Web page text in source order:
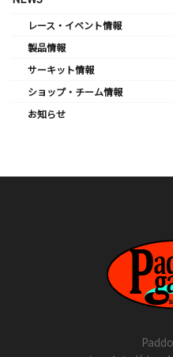
レース・イベント情報
製品情報
サーキット情報
ショップ・チーム情報
お知らせ